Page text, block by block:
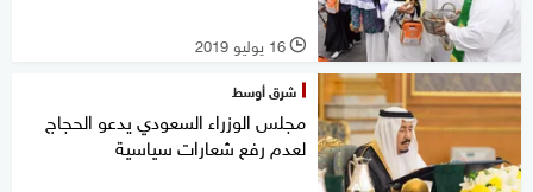
l 16 يوليو 2019
شرق أوسط
مجلس الوزراء السعودي يدعو الحجاج
لعدم رفع شعارات سياسية